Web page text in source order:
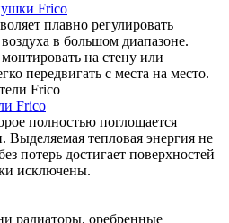
Frico
плавно регулировать
в большом диапазоне.
на стену или
передвигать с места на место.
Frico
полностью поглощается
тепловая энергия не
потерь достигает поверхностей
исключены.
радиаторы, оребренные